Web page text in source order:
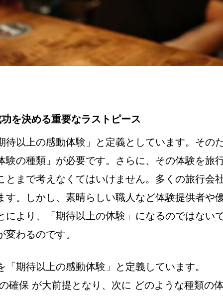
を決める重要なラストピース
待以上の感動体験」と定義としています。その
験の種類」が必要です。さらに、その体験を旅
とまで考えなくてはいけません。多くの旅行会
す。しかし、素晴らしい職人など体験提供者や
により、「期待以上の体験」になるのではない
わるのです。
期待以上の感動体験」と定義しています。
確保 が大前提となり、次に どのような種類の